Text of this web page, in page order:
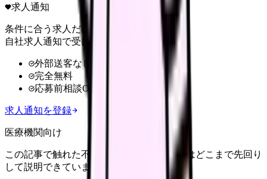
求人通知
条件に合う求人だけ
自社求人通知で受け取る
外部送客なし
完全無料
応募前相談OK
求人通知を登録
医療機関向け
この記事で触れた不安を、自院の求人票ではどこまで先回り
して説明できていますか？